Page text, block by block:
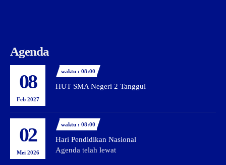
Agenda
08
Feb 2027
waktu : 08:00
HUT SMA Negeri 2 Tanggul
02
Mei 2026
waktu : 08:00
Hari Pendidikan Nasional
Agenda telah lewat